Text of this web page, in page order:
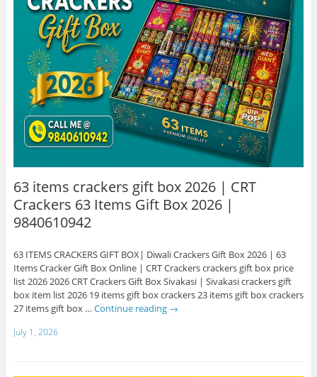
63 items crackers gift box 2026 | CRT
Crackers 63 Items Gift Box 2026 |
9840610942
63 ITEMS CRACKERS GIFT BOX| Diwali Crackers Gift Box 2026 | 63
Items Cracker Gift Box Online | CRT Crackers crackers gift box price
list 2026 2026 CRT Crackers Gift Box Sivakasi | Sivakasi crackers gift
box item list 2026 19 items gift box crackers 23 items gift box crackers
27 items gift box … Continue reading →
July 1, 2026